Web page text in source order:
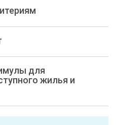
для
жилья и